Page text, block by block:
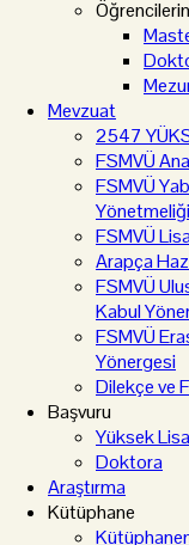
Mevzuat
2547
FSMVÜ
FSMVÜ
Yönetmeliği
FSMVÜ
Arapça
FSMVÜ
Kabul
FSMVÜ
Yönergesi
Dilekçe ve
Başvuru
Yüksek
Doktora
Araştırma
Kütüphane